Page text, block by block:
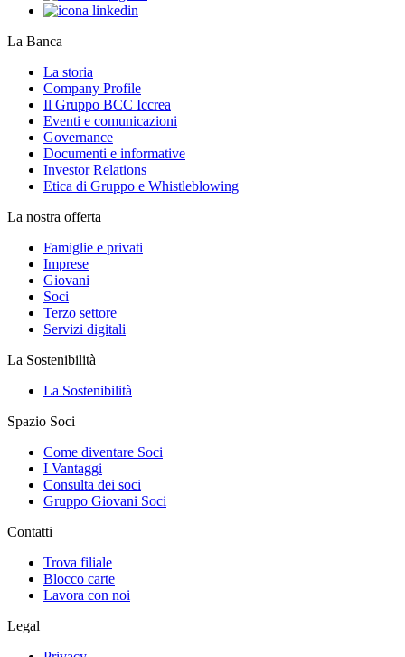
La Banca
La storia
Company Profile
Il Gruppo BCC Iccrea
Eventi e comunicazioni
Governance
Documenti e informative
Investor Relations
Etica di Gruppo e Whistleblowing
La nostra offerta
Famiglie e privati
Imprese
Giovani
Soci
Terzo settore
Servizi digitali
La Sostenibilità
La Sostenibilità
Spazio Soci
Come diventare Soci
I Vantaggi
Consulta dei soci
Gruppo Giovani Soci
Contatti
Trova filiale
Blocco carte
Lavora con noi
Legal